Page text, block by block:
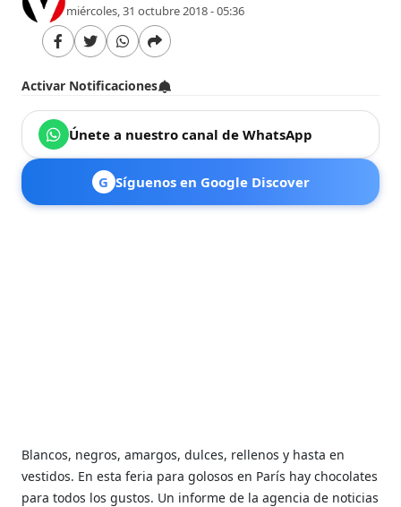
miércoles, 31 octubre 2018 - 05:36
Activar Notificaciones
Únete a nuestro canal de WhatsApp
G Síguenos en Google Discover
Blancos, negros, amargos, dulces, rellenos y hasta en
vestidos. En esta feria para golosos en París hay chocolates
para todos los gustos. Un informe de la agencia de noticias